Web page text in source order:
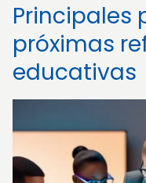
Principales
próximas
educativas